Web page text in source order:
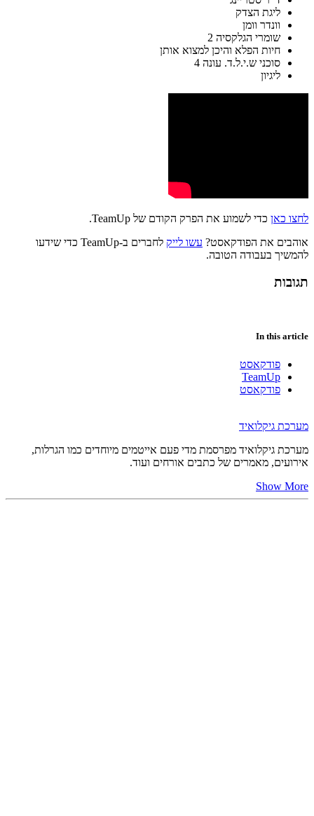
ליגת הצדק
וונדר וומן
שומרי הגלקסיה 2
חיות הפלא והיכן למצוא אותן
סוכני ש.י.ל.ד. עונה 4
ליגיון
לחצו כאן כדי לשמוע את הפרק הקודם של TeamUp.
אוהבים את הפודקאסט? עשו לייק
לחברים ב-TeamUp כדי שידעו
להמשיך בעבודה הטובה.
תגובות
In this article
פודקאסט
TeamUp
פודקאסט
מערכת גיקלואיד
מערכת גיקלואיד מפרסמת מדי פעם אייטמים מיוחדים כמו הגרלות,
אירועים, מאמרים של כתבים אורחים ועוד.
Show More